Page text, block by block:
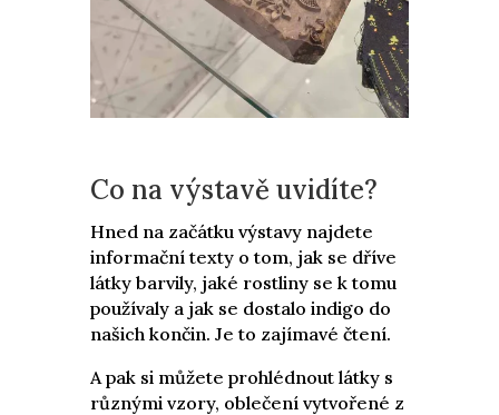
Co na výstavě uvidíte?
Hned na začátku výstavy najdete
informační texty o tom, jak se dříve
látky barvily, jaké rostliny se k tomu
používaly a jak se dostalo indigo do
našich končin. Je to zajímavé čtení.
A pak si můžete prohlédnout látky s
různými vzory, oblečení vytvořené z